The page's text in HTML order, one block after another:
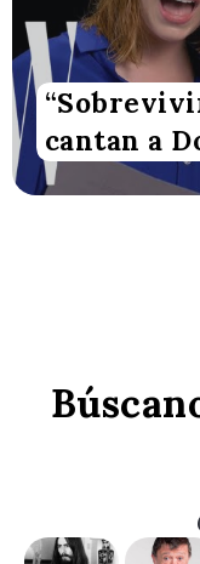
cantan a